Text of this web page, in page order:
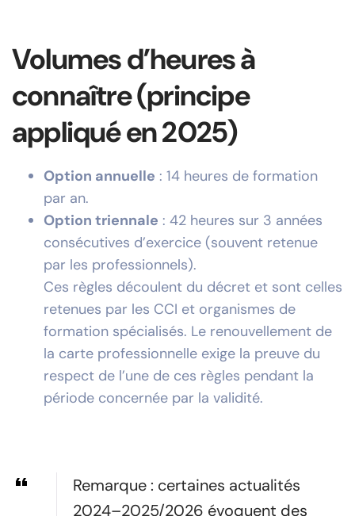
Volumes d’heures à
connaître (principe
appliqué en 2025)
Option annuelle : 14 heures de formation
par an.
Option triennale : 42 heures sur 3 années
consécutives d’exercice (souvent retenue
par les professionnels).
Ces règles découlent du décret et sont celles
retenues par les CCI et organismes de
formation spécialisés. Le renouvellement de
la carte professionnelle exige la preuve du
respect de l’une de ces règles pendant la
période concernée par la validité.
Remarque : certaines actualités
2024–2025/2026 évoquent des